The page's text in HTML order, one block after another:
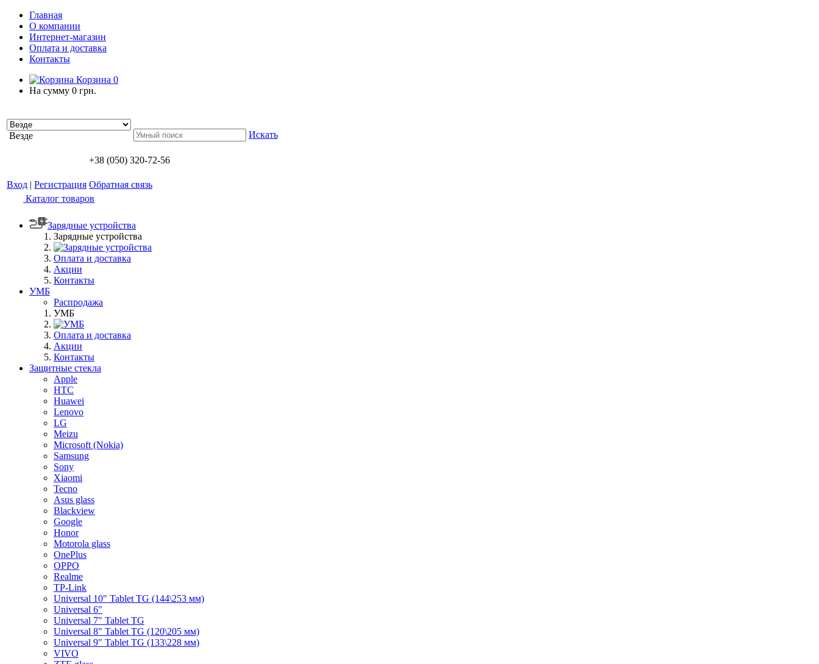
Главная
О компании
Интернет-магазин
Оплата и доставка
Контакты
Корзина 0
На сумму 0 грн.
Везде Искать
+38 (050) 320-72-56
Вход | Регистрация Обратная связь
Каталог товаров
Зарядные устройства
Зарядные устройства
Оплата и доставка
Акции
Контакты
УМБ
Распродажа
УМБ
Оплата и доставка
Акции
Контакты
Защитные стекла
Apple
HTC
Huawei
Lenovo
LG
Meizu
Microsoft (Nokia)
Samsung
Sony
Xiaomi
Tecno
Asus glass
Blackview
Google
Honor
Motorola glass
OnePlus
OPPO
Realme
TP-Link
Universal 10" Tablet TG (144\253 мм)
Universal 6"
Universal 7" Tablet TG
Universal 8" Tablet TG (120\205 мм)
Universal 9" Tablet TG (133\228 мм)
VIVO